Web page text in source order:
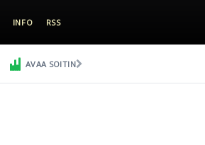
INFO RSS
AVAA SOITIN